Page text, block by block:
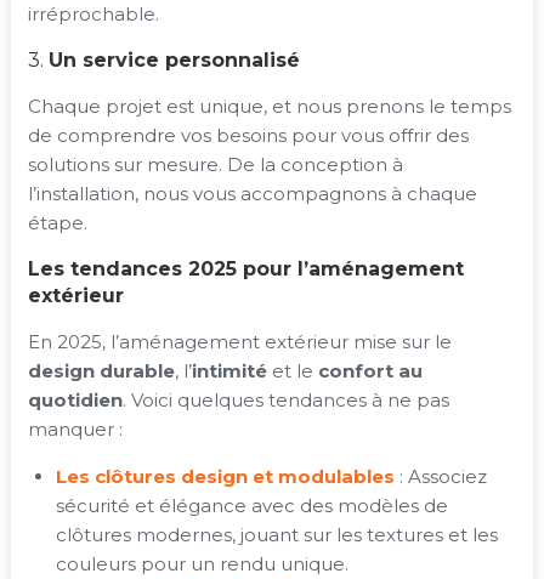
irréprochable.
3. Un service personnalisé
Chaque projet est unique, et nous prenons le temps
de comprendre vos besoins pour vous offrir des
solutions sur mesure. De la conception à
l’installation, nous vous accompagnons à chaque
étape.
Les tendances 2025 pour l’aménagement
extérieur
En 2025, l’aménagement extérieur mise sur le
design durable, l’intimité et le confort au
quotidien. Voici quelques tendances à ne pas
manquer :
Les clôtures design et modulables : Associez
sécurité et élégance avec des modèles de
clôtures modernes, jouant sur les textures et les
couleurs pour un rendu unique.